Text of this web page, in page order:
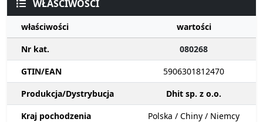
WŁAŚCIWOŚCI
właściwości
wartości
Nr kat.
080268
GTIN/EAN
5906301812470
Produkcja/Dystrybucja
Dhit sp. z o.o.
Kraj pochodzenia
Polska / Chiny / Niemcy